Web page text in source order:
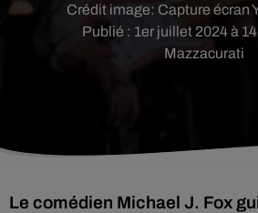
Publié : 1er juillet 2024 à
Mazzacurati
Crédit image: Capture écran
Le comédien Michael J. Fox